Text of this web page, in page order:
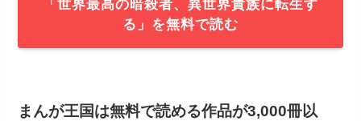
「世界最高の暗殺者、異世界貴族に転生す
る」を無料で読む
まんが王国は無料で読める作品が3,000冊以